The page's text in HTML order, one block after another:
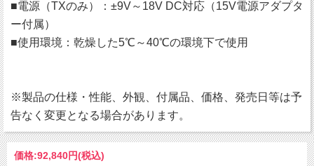
■電源（TXのみ）：±9V～18V DC対応（15V電源アダプタ
ー付属）
■使用環境：乾燥した5℃～40℃の環境下で使用
※製品の仕様・性能、外観、付属品、価格、発売日等は予
告なく変更となる場合があります。
価格:92,840円(税込)